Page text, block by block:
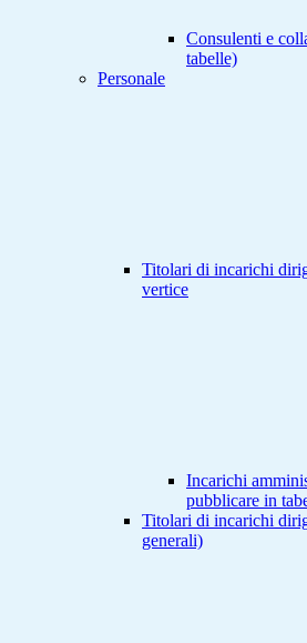
Consulenti e
tabelle)
Personale
Titolari di incarichi
vertice
Incarichi
pubblicare in
Titolari di incarichi
generali)